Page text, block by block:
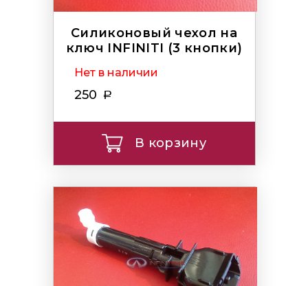
Силиконовый чехол на
ключ INFINITI (3 кнопки)
Нет в наличии
250
В корзину